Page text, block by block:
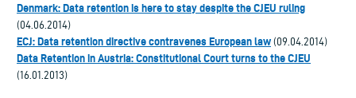
Denmark: Data retention is here to stay despite the CJEU ruling
(04.06.2014)
ECJ: Data retention directive contravenes European law (09.04.2014)
Data Retention in Austria: Constitutional Court turns to the CJEU
(16.01.2013)